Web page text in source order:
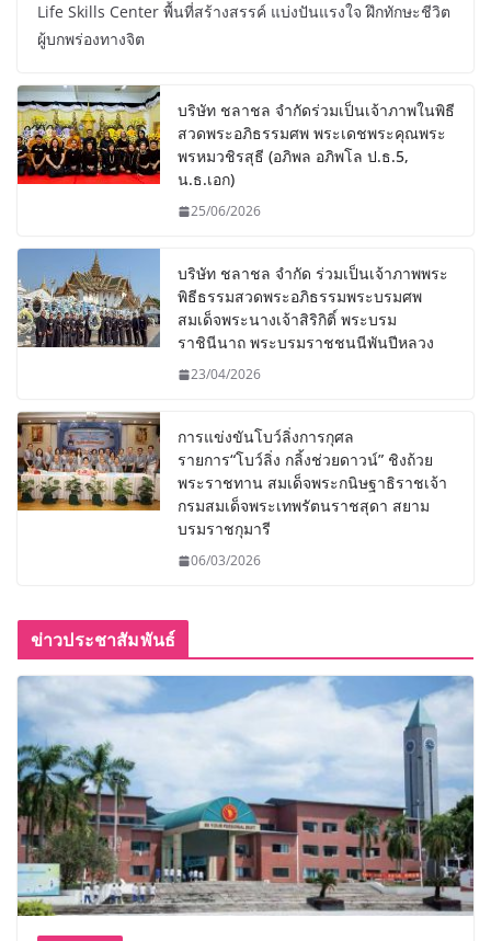
Life Skills Center พื้นที่สร้างสรรค์ แบ่งปันแรงใจ ฝึกทักษะชีวิต
ผู้บกพร่องทางจิต
บริษัท ชลาชล จำกัดร่วมเป็นเจ้าภาพในพิธี
สวดพระอภิธรรมศพ พระเดชพระคุณพระ
พรหมวชิรสุธี (อภิพล อภิพโล ป.ธ.5,
น.ธ.เอก)
25/06/2026
บริษัท ชลาชล จำกัด ร่วมเป็นเจ้าภาพพระ
พิธีธรรมสวดพระอภิธรรมพระบรมศพ
สมเด็จพระนางเจ้าสิริกิติ์ พระบรม
ราชินีนาถ พระบรมราชชนนีพันปีหลวง
23/04/2026
การแข่งขันโบว์ลิ่งการกุศล
รายการ“โบว์ลิ่ง กลิ้งช่วยดาวน์” ชิงถ้วย
พระราชทาน สมเด็จพระกนิษฐาธิราชเจ้า
กรมสมเด็จพระเทพรัตนราชสุดา สยาม
บรมราชกุมารี
06/03/2026
ข่าวประชาสัมพันธ์